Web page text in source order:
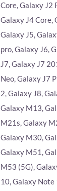
Core, Galaxy J2
Galaxy J4 Core,
Galaxy J5,
pro, Galaxy J6,
J7, Galaxy J7
Neo, Galaxy J7
2, Galaxy J8,
Galaxy M13,
M21s, Galaxy
Galaxy M30,
Galaxy M51,
M53 (5G),
10, Galaxy